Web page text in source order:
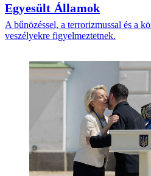
Egyesült Államok
A bűnözéssel, a terrorizmussal és a
veszélyekre figyelmeztetnek.